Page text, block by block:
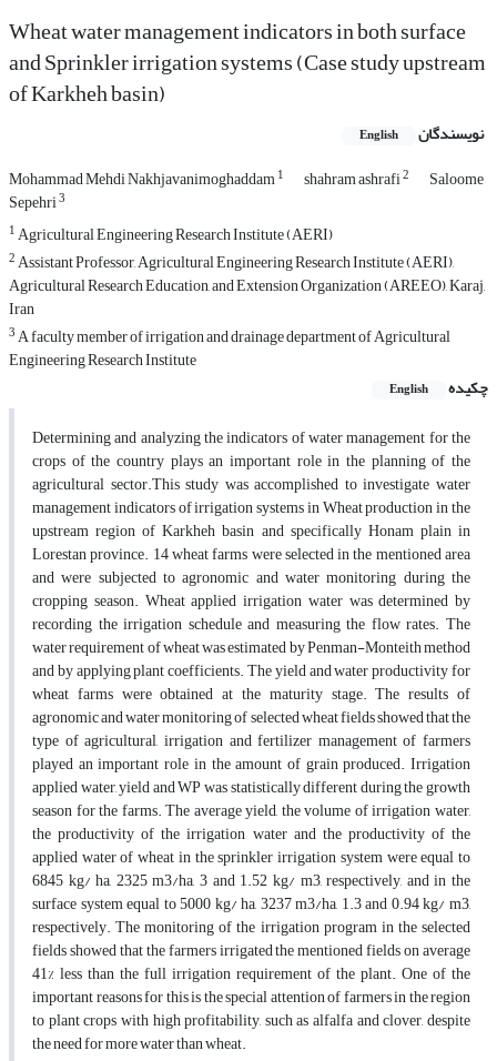
Wheat water management indicators in both surface
and Sprinkler irrigation systems (Case study upstream
of Karkheh basin)
نویسندگان English
Mohammad Mehdi Nakhjavanimoghaddam1 shahram ashrafi2 Saloome
Sepehri3
1Agricultural Engineering Research Institute (AERI)
2Assistant Professor, Agricultural Engineering Research Institute (AERI),
Agricultural Research Education, and Extension Organization (AREEO), Karaj,
Iran
3A faculty member of irrigation and drainage department of Agricultural
Engineering Research Institute
چکیده
English
Determining and analyzing the indicators of water management for the
crops of the country plays an important role in the planning of the
agricultural sector.This study was accomplished to investigate water
management indicators of irrigation systems in Wheat production in the
upstream region of Karkheh basin and specifically Honam plain in
Lorestan province. 14 wheat farms were selected in the mentioned area
and were subjected to agronomic and water monitoring during the
cropping season. Wheat applied irrigation water was determined by
recording the irrigation schedule and measuring the flow rates. The
water requirement of wheat was estimated by Penman-Monteith method
and by applying plant coefficients. The yield and water productivity for
wheat farms were obtained at the maturity stage. The results of
agronomic and water monitoring of selected wheat fields showed that the
type of agricultural, irrigation and fertilizer management of farmers
played an important role in the amount of grain produced. Irrigation
applied water, yield and WP was statistically different during the growth
season for the farms. The average yield, the volume of irrigation water,
the productivity of the irrigation water and the productivity of the
applied water of wheat in the sprinkler irrigation system were equal to
6845 kg/ ha, 2325 m3/ha, 3 and 1.52 kg/ m3, respectively, and in the
surface system equal to 5000 kg/ ha, 3237 m3/ha, 1.3 and 0.94 kg/ m3,
respectively. The monitoring of the irrigation program in the selected
fields showed that the farmers irrigated the mentioned fields on average
41% less than the full irrigation requirement of the plant. One of the
important reasons for this is the special attention of farmers in the region
to plant crops with high profitability, such as alfalfa and clover, despite
the need for more water than wheat.